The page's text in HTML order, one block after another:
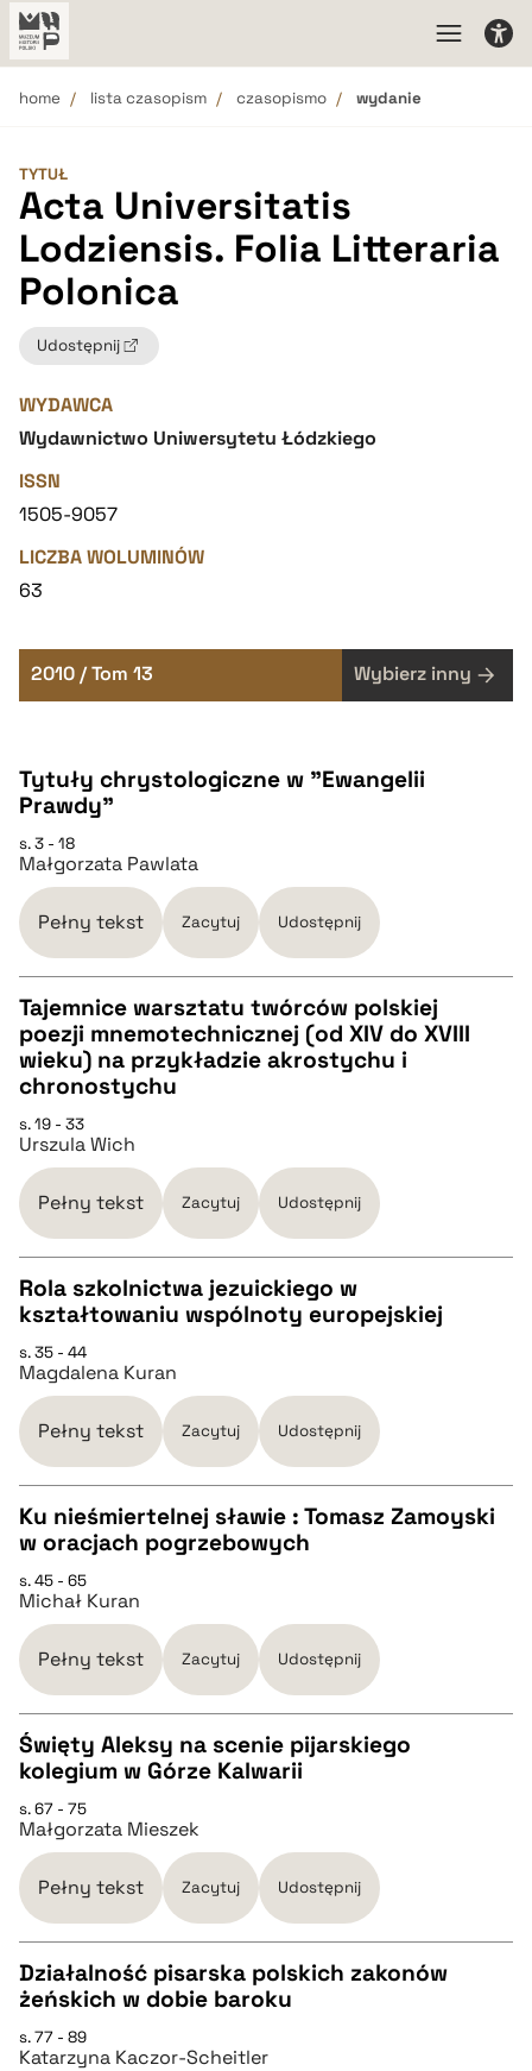
home lista czasopism czasopismo wydanie
TYTUŁ
Acta Universitatis
Lodziensis. Folia Litteraria
Polonica
Udostępnij
WYDAWCA
Wydawnictwo Uniwersytetu Łódzkiego
ISSN
1505-9057
LICZBA WOLUMINÓW
63
2010 / Tom 13 Wybierz inny
Tytuły chrystologiczne w "Ewangelii
Prawdy"
s. 3 - 18
Małgorzata Pawlata
Pełny tekst Zacytuj Udostępnij
CZYSTY TEKST
pobierz cytat
BIBTEX
pobierz cytat
Tajemnice warsztatu twórców polskiej
poezji mnemotechnicznej (od XIV do XVIII
wieku) na przykładzie akrostychu i
chronostychu
s. 19 - 33
Urszula Wich
Pełny tekst Zacytuj Udostępnij
pobierz cytat
BIBTEX
pobierz cytat
Rola szkolnictwa jezuickiego w
kształtowaniu wspólnoty europejskiej
s. 35 - 44
Magdalena Kuran
Pełny tekst Zacytuj Udostępnij
CZYSTY TEKST
pobierz cytat
BIBTEX
pobierz cytat
Ku nieśmiertelnej sławie : Tomasz Zamoyski
w oracjach pogrzebowych
s. 45 - 65
Michał Kuran
Pełny tekst Zacytuj Udostępnij
CZYSTY TEKST
pobierz cytat
BIBTEX
pobierz cytat
Święty Aleksy na scenie pijarskiego
kolegium w Górze Kalwarii
s. 67 - 75
Małgorzata Mieszek
Pełny tekst Zacytuj Udostępnij
Działalność pisarska polskich zakonów
żeńskich w dobie baroku
s. 77 - 89
Katarzyna Kaczor-Scheitler